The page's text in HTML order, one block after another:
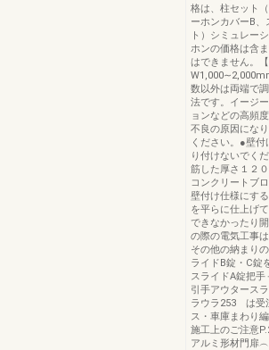
格は、柱セット
ーホンカバーB
ト）シミュレー
ホンの価格は含
はできません。
数以外は両端で
法です。イージ
ョンなどの高頻
不良の原因にな
ください。●壁
り付けないでく
筋した厚さ１２
コンクリートブ
壁付け仕様にす
を平らに仕上げ
できなかったり
の際の電気工事
その他の納まり
ライドB錠・C錠
スライドA錠把
引手アウタース
ラウラ253 は受
ス・車庫まわり
施工上のご注意
アルミ形材門扉